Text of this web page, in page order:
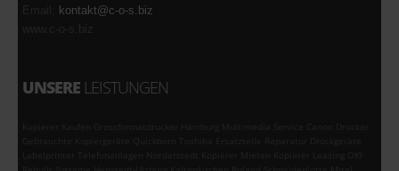
kontakt@c-o-s.biz
UNSERE LEISTUNGEN